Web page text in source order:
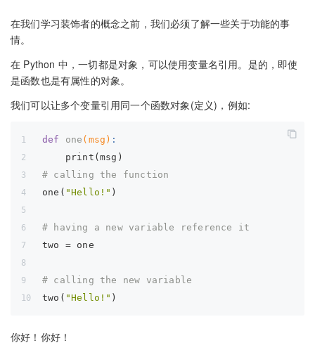
在我们学习装饰者的概念之前，我们必须了解一些关于功能的事
情。
在 Python 中，一切都是对象，可以使用变量名引用。是的，即使
是函数也是有属性的对象。
我们可以让多个变量引用同一个函数对象(定义)，例如:
def one (msg) :
    print(msg)
# calling the function
one( "Hello!" )
# having a new variable reference it
two = one
# calling the new variable
two( "Hello!" )
你好！你好！